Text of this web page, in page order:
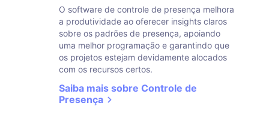
O software de controle de presença melhora
a produtividade ao oferecer insights claros
sobre os padrões de presença, apoiando
uma melhor programação e garantindo que
os projetos estejam devidamente alocados
com os recursos certos.
Saiba mais sobre Controle de
Presença